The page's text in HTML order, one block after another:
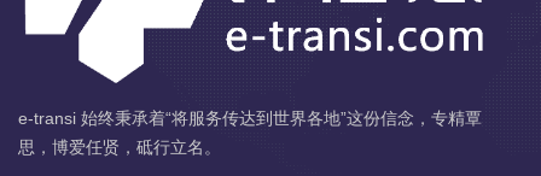
e-transi 始终秉承着“将服务传达到世界各地”这份信念，专精覃
思，博爱任贤，砥行立名。